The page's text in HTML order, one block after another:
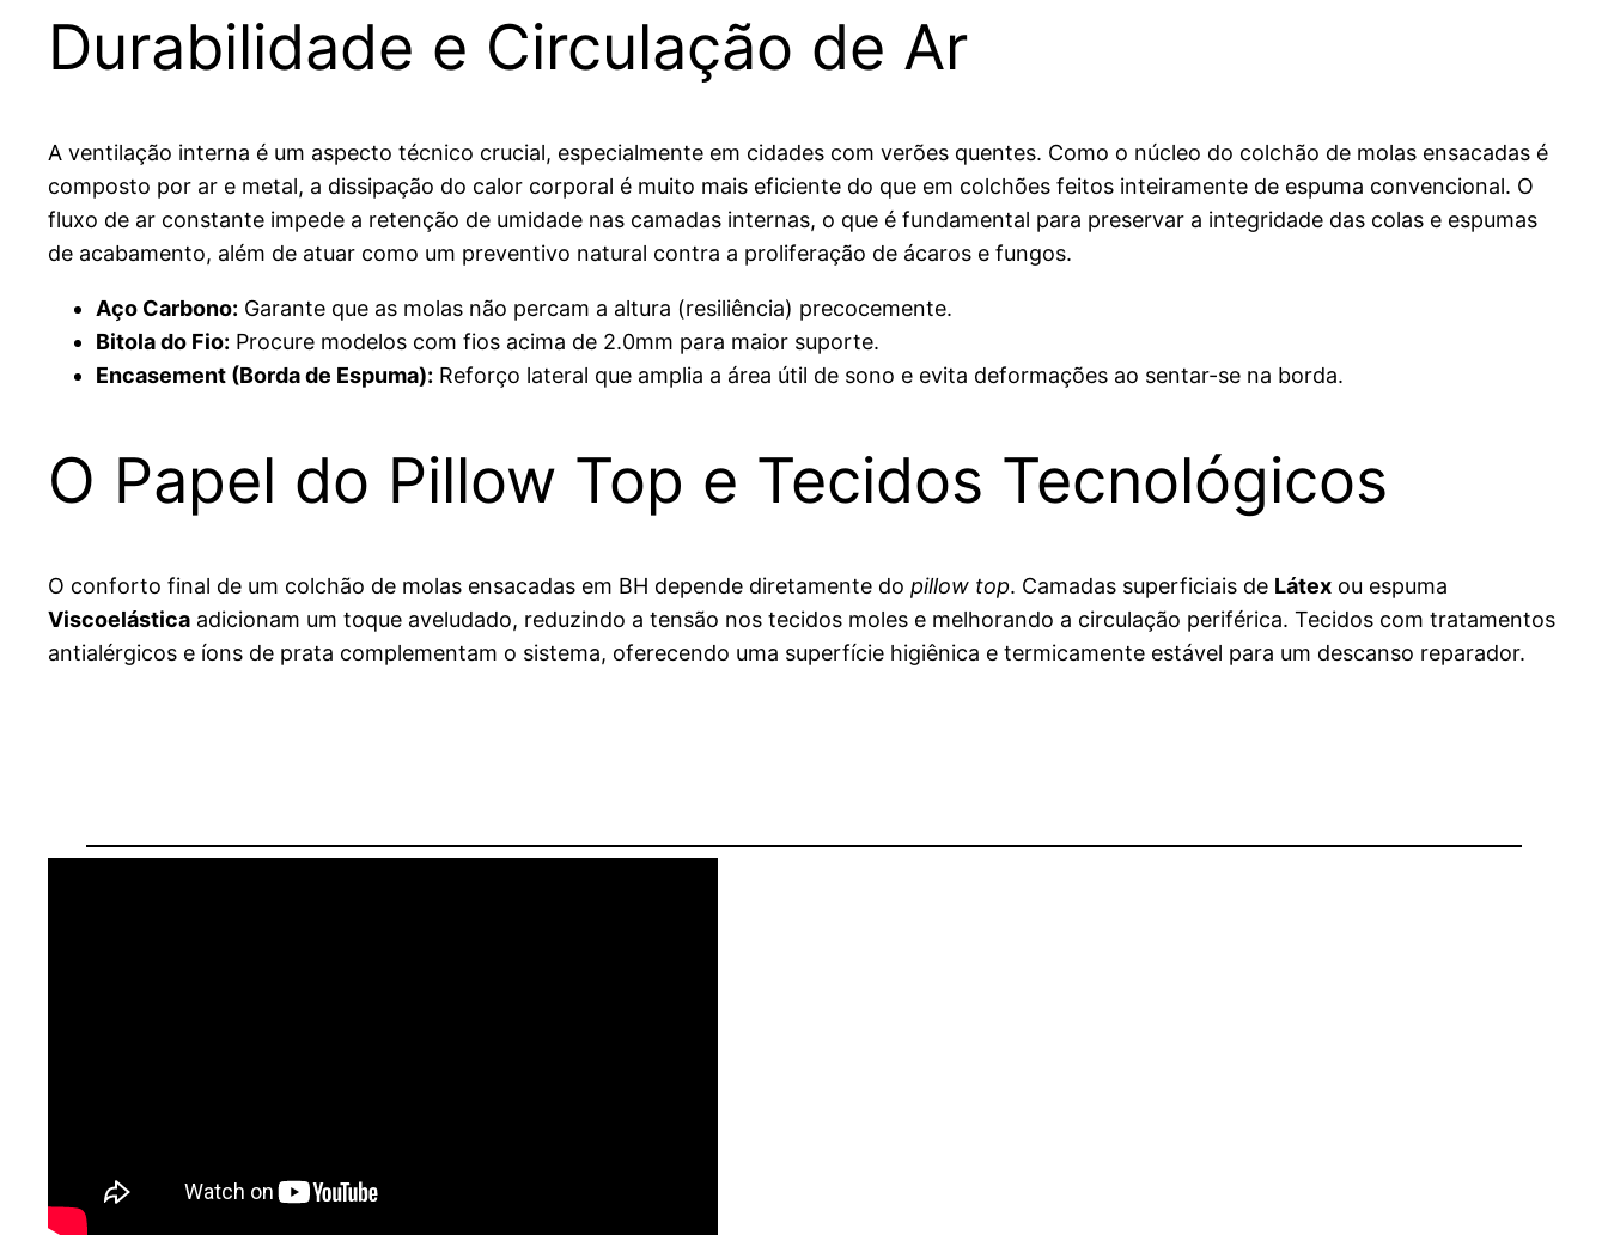
Durabilidade e Circulação de Ar
A ventilação interna é um aspecto técnico crucial, especialmente em cidades com verões quentes. Como o núcleo do colchão de molas ensacadas é
composto por ar e metal, a dissipação do calor corporal é muito mais eficiente do que em colchões feitos inteiramente de espuma convencional. O
fluxo de ar constante impede a retenção de umidade nas camadas internas, o que é fundamental para preservar a integridade das colas e espumas
de acabamento, além de atuar como um preventivo natural contra a proliferação de ácaros e fungos.
Aço Carbono: Garante que as molas não percam a altura (resiliência) precocemente.
Bitola do Fio: Procure modelos com fios acima de 2.0mm para maior suporte.
Encasement (Borda de Espuma): Reforço lateral que amplia a área útil de sono e evita deformações ao sentar-se na borda.
O Papel do Pillow Top e Tecidos Tecnológicos
O conforto final de um colchão de molas ensacadas em BH depende diretamente do pillow top. Camadas superficiais de Látex ou espuma
Viscoelástica adicionam um toque aveludado, reduzindo a tensão nos tecidos moles e melhorando a circulação periférica. Tecidos com tratamentos
antialérgicos e íons de prata complementam o sistema, oferecendo uma superfície higiênica e termicamente estável para um descanso reparador.